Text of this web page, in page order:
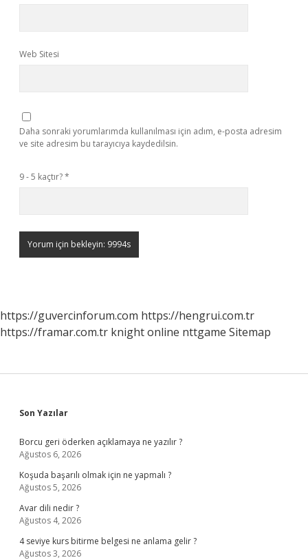
Web Sitesi
Daha sonraki yorumlarımda kullanılması için adım, e-posta adresim
ve site adresim bu tarayıcıya kaydedilsin.
9 - 5 kaçtır?*
https://guvercinforum.com https://hengrui.com.tr
https://framar.com.tr knight online nttgame Sitemap
Sidebar
Son Yazılar
Borcu geri öderken açıklamaya ne yazılır ?
Ağustos 6, 2026
Koşuda başarılı olmak için ne yapmalı ?
Ağustos 5, 2026
Avar dili nedir ?
Ağustos 4, 2026
4 seviye kurs bitirme belgesi ne anlama gelir ?
Ağustos 3, 2026